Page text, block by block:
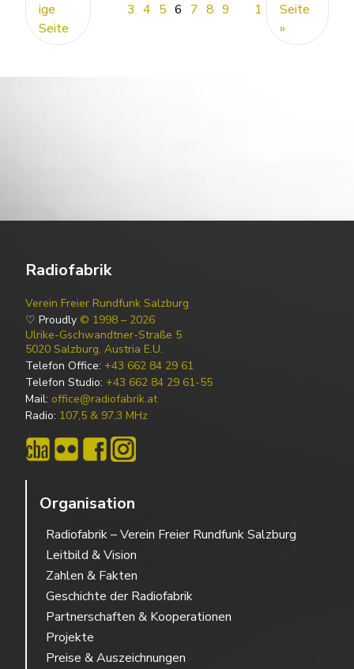
ige
Seite
3 4 5 6 7 8 9
1
Seite
»
Radiofabrik
Verein Freier Rundfunk Salzburg
♡ Proudly © 1998 – 2026
Ulrike-Gschwandtner-Straße 5
5020 Salzburg, Austria E.U.
Telefon Office: +43 662 84 29 61
Telefon Studio: +43 662 84 29 61-55
Mail: office@radiofabrik.at
Radio: 107,5 & 97,3 MHz
Organisation
Radiofabrik – Verein Freier Rundfunk Salzburg
Leitbild & Vision
Zahlen & Fakten
Geschichte der Radiofabrik
Partnerschaften & Kooperationen
Projekte
Preise & Auszeichnungen